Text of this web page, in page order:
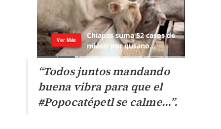
“Todos juntos mandando
buena vibra para que el
#Popocatépetl se calme…”.